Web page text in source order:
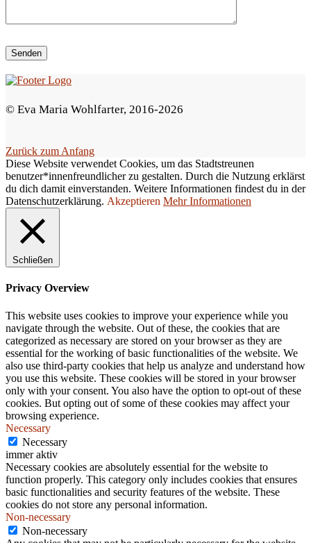
e
s
e
l
l
e
e
© Eva Maria Wohlfarter, 2016-2026
Zurück zum Anfang
Diese Website verwendet Cookies, um das Stadtstreunen
benutzer*innenfreundlicher zu gestalten. Durch die Nutzung erklärst
du dich damit einverstanden. Weitere Informationen findest du in der
Datenschutzerklärung. Akzeptieren Mehr Informationen
Schließen
Privacy Overview
This website uses cookies to improve your experience while you
navigate through the website. Out of these, the cookies that are
categorized as necessary are stored on your browser as they are
essential for the working of basic functionalities of the website. We
also use third-party cookies that help us analyze and understand how
you use this website. These cookies will be stored in your browser
only with your consent. You also have the option to opt-out of these
cookies. But opting out of some of these cookies may affect your
browsing experience.
Necessary
Necessary
immer aktiv
Necessary cookies are absolutely essential for the website to
function properly. This category only includes cookies that ensures
basic functionalities and security features of the website. These
cookies do not store any personal information.
Non-necessary
Non-necessary